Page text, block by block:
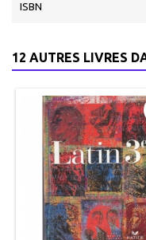
ISBN
12 AUTRES LIVRES